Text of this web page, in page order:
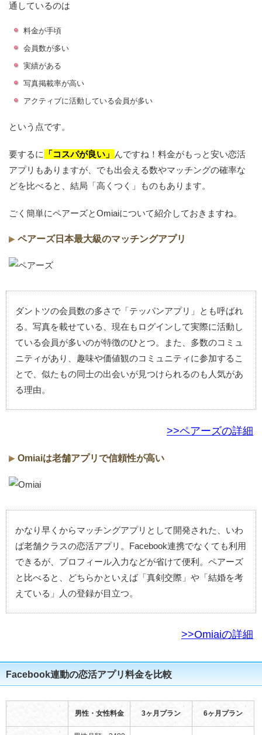
通しているのは
料金が手頃
会員数が多い
実績がある
写真掲載率が高い
アクティブに活動している会員が多い
という点です。
要するに 「コスパが良い」 んですね！料金がもっと安い恋活
アプリもありますが、でも出会える数やマッチングの確率な
どを比べると、結局「高くつく」ものもあります。
ごく簡単にペアーズとOmiaiについて紹介しておきますね。
ペアーズ日本最大級のマッチングアプリ
ダントツの会員数の多さで「テッパンアプリ」とも呼ばれ
る。写真を載せている、現在もログインして実際に活動し
ている会員が多いのが特徴のひとつ。また、多数のコミュ
ニティがあり、趣味や価値観のコミュニティに参加するこ
とで、似たもの同士の出会いが見つけられるのも人気があ
る理由。
>>ペアーズの詳細
Omiaiは老舗アプリで信頼性が高い
かなり早くからマッチングアプリとして開発された、いわ
ば老舗クラスの恋活アプリ。Facebook連携でなくても利用
できるが、プロフィール入力などが省けて便利。ペアーズ
と比べると、どちらかといえば「真剣交際」や「結婚を考
えている」人の登録が目立つ。
>>Omiaiの詳細
Facebook連動の恋活アプリ料金を比較
男性・女性料金 3ヶ月プラン 6ヶ月プラン